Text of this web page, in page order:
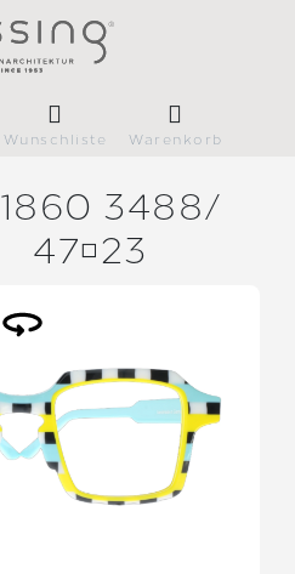
Wunschliste Warenkorb
1860 3488/
4723